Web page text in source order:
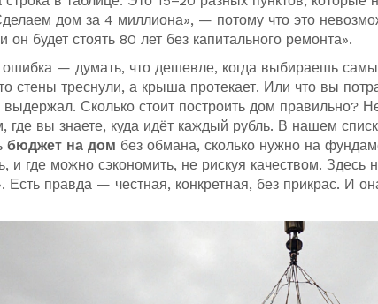
дом за 4 миллиона», — потому что это
он будет стоять 80 лет без капитального ремонта».
— думать, что дешевле, когда выбираешь
стены треснули, а крыша протекает. Или что вы
Сколько стоит построить дом правильно?
где вы знаете, куда идёт каждый рубль. В нашем
бюджет на дом без обмана, сколько нужно на
и где можно сэкономить, не рискуя качеством. Здесь
Есть правда — честная, конкретная, без прикрас. И